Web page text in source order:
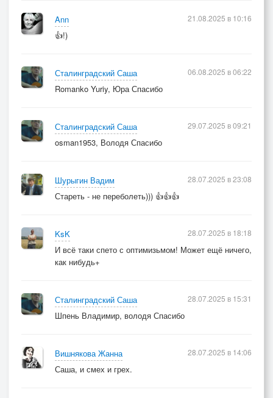
Ann
👍!)
21.08.2025 в 10:16
Сталинградский Саша
Romanko Yuriy, Юра Спасибо
06.08.2025 в 06:22
Сталинградский Саша
osman1953, Володя Спасибо
29.07.2025 в 09:21
Шурыгин Вадим
Стареть - не переболеть))) 👍👍👍
28.07.2025 в 23:08
KsK
И всё таки спето с оптимизьмом! Может ещё ничего,
как нибудь+
28.07.2025 в 18:18
Сталинградский Саша
Шпень Владимир, володя Спасибо
28.07.2025 в 15:31
Вишнякова Жанна
Саша, и смех и грех.
28.07.2025 в 14:06